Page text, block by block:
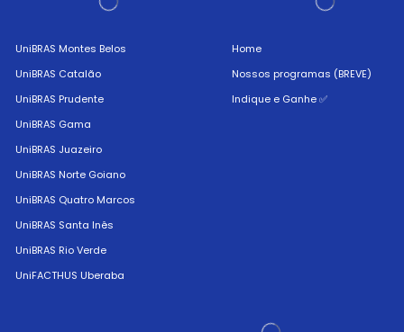
UniBRAS Montes Belos
UniBRAS Catalão
UniBRAS Prudente
UniBRAS Gama
UniBRAS Juazeiro
UniBRAS Norte Goiano
UniBRAS Quatro Marcos
UniBRAS Santa Inês
UniBRAS Rio Verde
UniFACTHUS Uberaba
Home
Nossos programas (BREVE)
Indique e Ganhe ✅